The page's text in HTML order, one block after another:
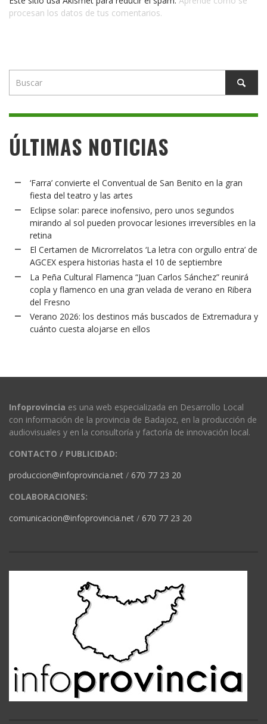
procesan los datos de tus comentarios.
ÚLTIMAS NOTICIAS
‘Farra’ convierte el Conventual de San Benito en la gran
fiesta del teatro y las artes
Eclipse solar: parece inofensivo, pero unos segundos
mirando al sol pueden provocar lesiones irreversibles en la
retina
El Certamen de Microrrelatos ‘La letra con orgullo entra’ de
AGCEX espera historias hasta el 10 de septiembre
La Peña Cultural Flamenca “Juan Carlos Sánchez” reunirá
copla y flamenco en una gran velada de verano en Ribera
del Fresno
Verano 2026: los destinos más buscados de Extremadura y
cuánto cuesta alojarse en ellos
Infoprovincia es una web especializada en Desarrollo Local
con información de la provincia de Badajoz, en la producción de
audiovisuales y en la consultoría y factoría de innovación local.
CONTACTO / PUBLICIDAD:
produccion@infoprovincia.net / 670 77 23 20
COLABORACIONES:
comunicacion@infoprovincia.net / 670 77 23 20